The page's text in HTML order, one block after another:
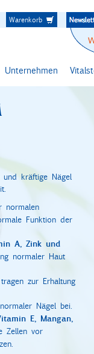
Warenkorb
Unternehmen
und kräftige Nägel
normalen
Funktion der
A, Zink und
normaler Haut
zur Erhaltung
Nägel bei.
E, Mangan,
Zellen vor